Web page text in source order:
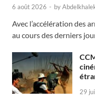
6 août 2026 - by
Avec l’accélération des
au cours des derniers
29